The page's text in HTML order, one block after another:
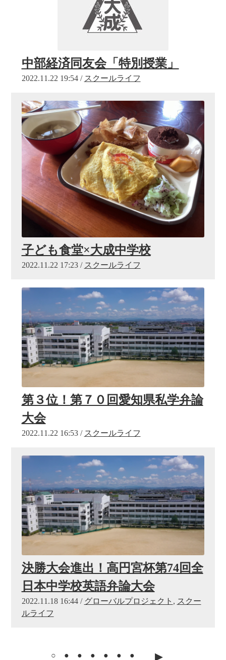
中部経済同友会「特別授業」
2022.11.22 19:54 / スクールライフ
子ども食堂×大成中学校
2022.11.22 17:23 / スクールライフ
第３位！第７０回愛知県私学弁論
大会
2022.11.22 16:53 / スクールライフ
決勝大会進出！高円宮杯第74回全
日本中学校英語弁論大会
2022.11.18 16:44 / グローバルプロジェクト , スクー
ルライフ
○ ● ● ● ● ● ● ▸